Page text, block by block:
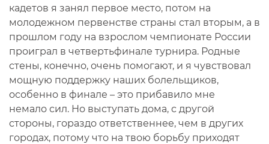
кадетов я занял первое место, потом на
молодежном первенстве страны стал вторым, а в
прошлом году на взрослом чемпионате России
проиграл в четвертьфинале турнира. Родные
стены, конечно, очень помогают, и я чувствовал
мощную поддержку наших болельщиков,
особенно в финале – это прибавило мне
немало сил. Но выступать дома, с другой
стороны, гораздо ответственнее, чем в других
городах, потому что на твою борьбу приходят